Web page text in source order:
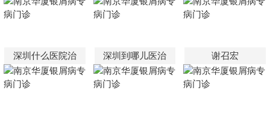
深圳什么医院治 深圳到哪儿医治 谢召宏